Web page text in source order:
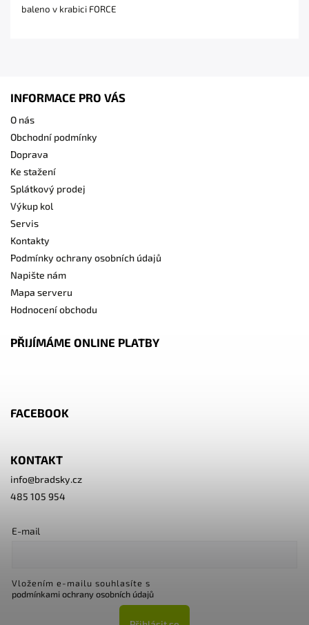
baleno v krabici FORCE
INFORMACE PRO VÁS
O nás
Obchodní podmínky
Doprava
Ke stažení
Splátkový prodej
Výkup kol
Servis
Kontakty
Podmínky ochrany osobních údajů
Napište nám
Mapa serveru
Hodnocení obchodu
PŘIJÍMÁME ONLINE PLATBY
FACEBOOK
KONTAKT
info@bradsky.cz
485 105 954
E-mail
Vložením e-mailu souhlasíte s
podmínkami ochrany osobních údajů